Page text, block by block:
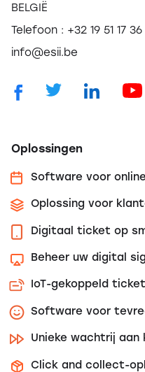
BELGIË
Telefoon : +32 19 51 17 36
info@esii.be
Oplossingen
Software voor
Oplossing voor
Digitaal ticket op
Beheer uw digital
IoT-gekoppeld ticket
Software voor
Unieke wachtrij aan
Click and collect-